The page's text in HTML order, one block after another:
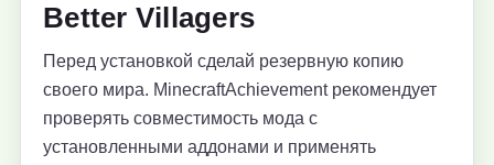
Better Villagers
Перед установкой сделай резервную копию
своего мира. MinecraftAchievement рекомендует
проверять совместимость мода с
установленными аддонами и применять